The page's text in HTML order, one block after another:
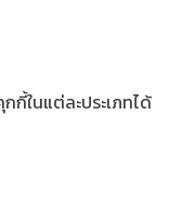
ในแต่ละประเภทได้